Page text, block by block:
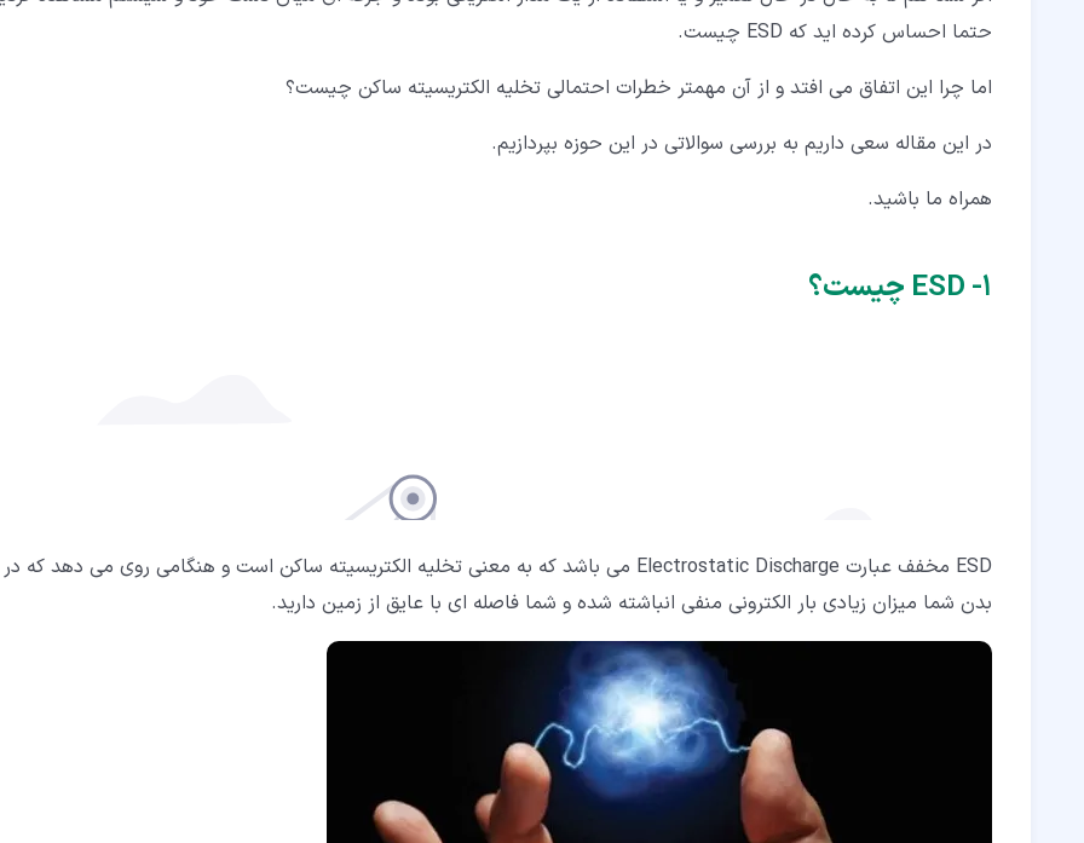
۳‏-‏۱‏- اثر تریبو الکتریک
۳‏-‏۲‏- القای میدان الکتریکی
۴‏- روش های جلوگیری از ESD چیست؟
۶‏- از کار افتادگی رایانه با شوک ESD
حتما احساس کرده اید که ESD چیست.
اما چرا این اتفاق می افتد و از آن مهمتر خطرات احتمالی تخلیه الکتریسیته ساکن چیست؟
در این مقاله سعی داریم به بررسی سوالاتی در این حوزه بپردازیم.
همراه ما باشید.
۱‏- ESD چیست؟
ESD مخفف عبارت Electrostatic Discharge می باشد که به معنی تخلیه الکتریسیته ساکن است و هنگامی روی می دهد که در
بدن شما میزان زیادی بار الکترونی منفی انباشته شده و شما فاصله ای با عایق از زمین دارید.